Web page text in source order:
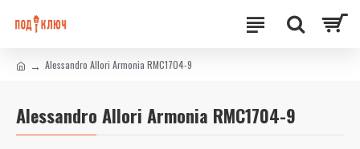
Alessandro Allori Armonia RMC1704-9
Alessandro Allori Armonia RMC1704-9